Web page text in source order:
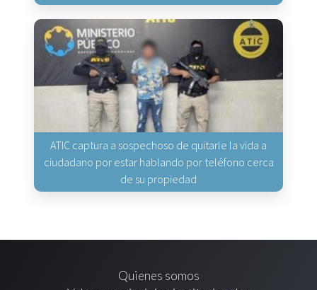
ATIC captura a sospechoso de quitarle la vida a
ciudadano por estar hablando por teléfono cerca
de su propiedad
Quienes somos